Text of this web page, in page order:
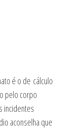
é o de cálculo
pelo corpo
incidentes
aconselha que